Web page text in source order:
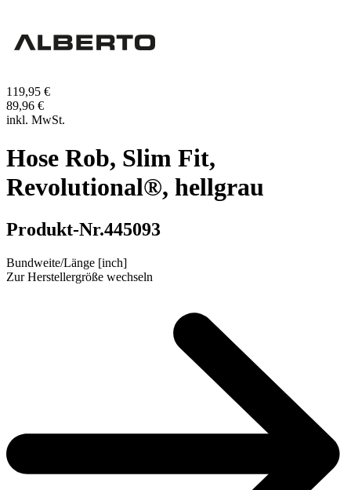
119,95 €
89,96 €
inkl. MwSt.
Hose Rob, Slim Fit,
Revolutional®, hellgrau
Produkt-Nr.445093
Bundweite/Länge [inch]
Zur Herstellergröße wechseln